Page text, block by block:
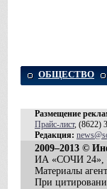
ОБЩЕСТВО
Размещение
Прайс-лист, (8622)
Редакция:
2009–2013 ©
ИА «СОЧИ 24»,
Материалы
При